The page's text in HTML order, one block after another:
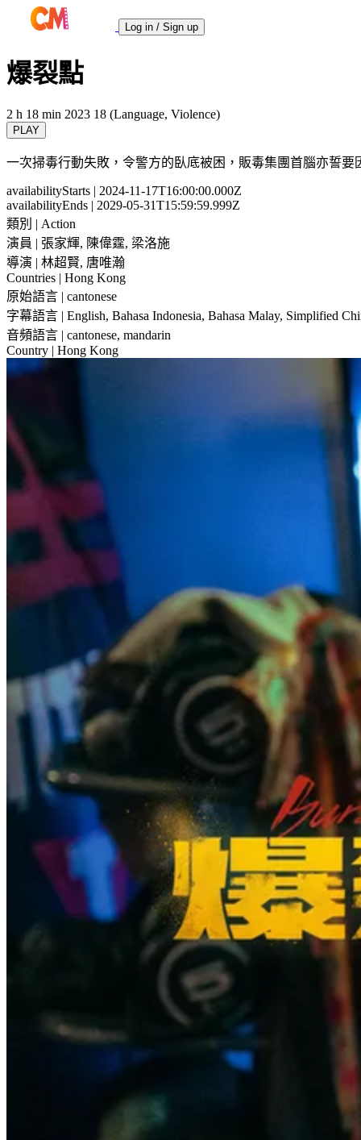
Log in / Sign up
爆裂點
2 h 18 min 2023 18 (Language, Violence)
PLAY
一次掃毒行動失敗，令警方的臥底被困，販毒集團首腦亦誓
availabilityStarts | 2024-11-17T16:00:00.000Z
availabilityEnds | 2029-05-31T15:59:59.999Z
類別 | Action
演員 | 張家輝, 陳偉霆, 梁洛施
導演 | 林超賢, 唐唯瀚
Countries | Hong Kong
原始語言 | cantonese
字幕語言 | English, Bahasa Indonesia, Bahasa Malay, Simplified
音頻語言 | cantonese, mandarin
Country | Hong Kong